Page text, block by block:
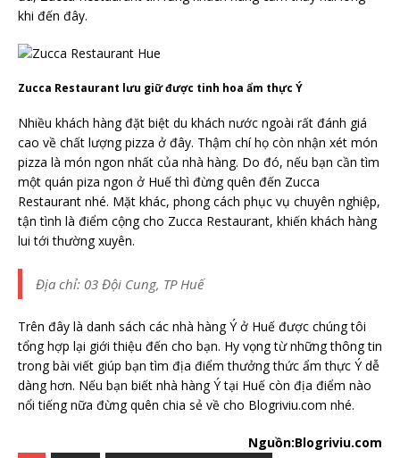
khi đến đây.
Zucca Restaurant lưu giữ được tinh hoa ẩm thực Ý
Nhiều khách hàng đặt biệt du khách nước ngoài rất đánh giá
cao về chất lượng pizza ở đây. Thậm chí họ còn nhận xét món
pizza là món ngon nhất của nhà hàng. Do đó, nếu bạn cần tìm
một quán piza ngon ở Huế thì đừng quên đến Zucca
Restaurant nhé. Mặt khác, phong cách phục vụ chuyên nghiệp,
tận tình là điểm cộng cho Zucca Restaurant, khiến khách hàng
lui tới thường xuyên.
Địa chỉ: 03 Đội Cung, TP Huế
Trên đây là danh sách các nhà hàng Ý ở Huế được chúng tôi
tổng hợp lại giới thiệu đến cho bạn. Hy vọng từ những thông tin
trong bài viết giúp bạn tìm địa điểm thưởng thức ẩm thực Ý dễ
dàng hơn. Nếu bạn biết nhà hàng Ý tại Huế còn địa điểm nào
nổi tiếng nữa đừng quên chia sẻ về cho Blogriviu.com nhé.
Nguồn:Blogriviu.com